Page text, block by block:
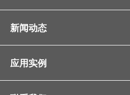
新闻动态
应用实例